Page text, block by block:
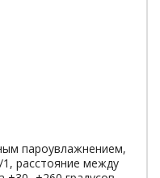
пароувлажнением,
расстояние между